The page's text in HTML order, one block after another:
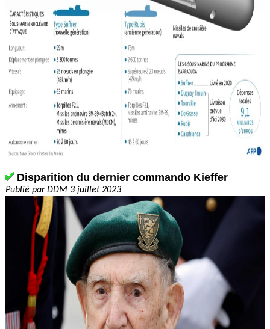
Disparition du dernier commando Kieffer
Publié par DDM 3 juillet 2023